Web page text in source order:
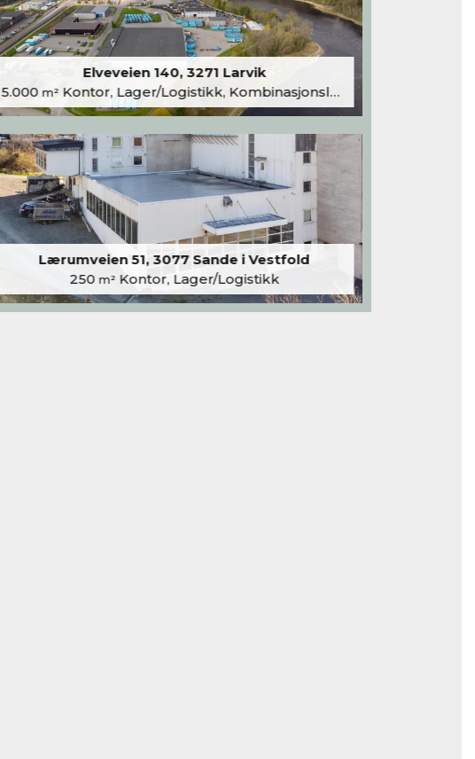
Elveveien 140, 3271 Larvik
5.000m²Kontor, Lager/Logistikk, Kombinasjonslokaler
Lærumveien 51, 3077 Sande i Vestfold
250 m² Kontor, Lager/Logistikk